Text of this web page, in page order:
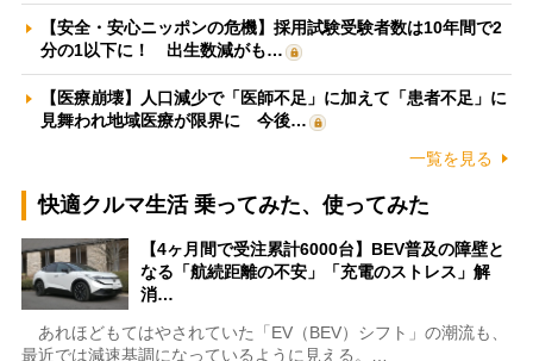
【安全・安心ニッポンの危機】採用試験受験者数は10年間で2
分の1以下に！ 出生数減がも…
【医療崩壊】人口減少で「医師不足」に加えて「患者不足」に
見舞われ地域医療が限界に 今後…
一覧を見る
快適クルマ生活 乗ってみた、使ってみた
【4ヶ月間で受注累計6000台】BEV普及の障壁と
なる「航続距離の不安」「充電のストレス」解
消…
あれほどもてはやされていた「EV（BEV）シフト」の潮流も、
最近では減速基調になっているように見える。…